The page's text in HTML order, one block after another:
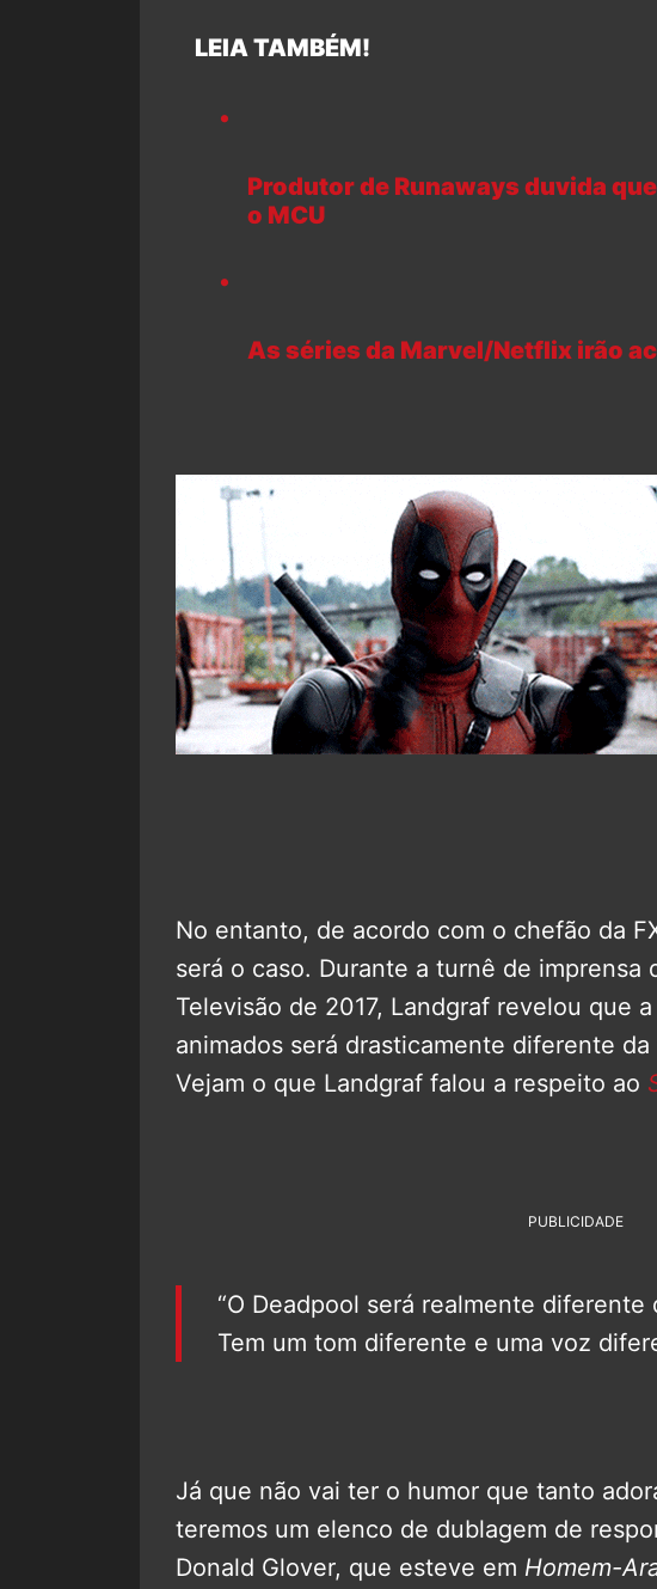
LEIA TAMBÉM!
Produtor de Runaways duvida
o MCU
As séries da Marvel/Netflix irão
No entanto, de acordo com o chefão da
será o caso. Durante a turnê de imprensa
Televisão de 2017, Landgraf revelou que
animados será drasticamente diferente
Vejam o que Landgraf falou a respeito ao
PUBLICIDADE
“O Deadpool será realmente
Tem um tom diferente e uma voz
Já que não vai ter o humor que tanto
teremos um elenco de dublagem de
Donald Glover, que esteve em Homem-